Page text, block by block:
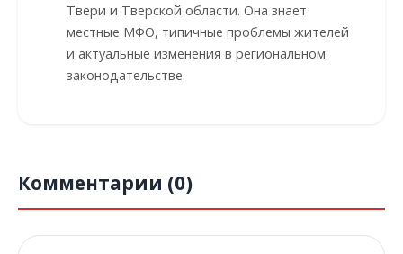
Твери и Тверской области. Она знает
местные МФО, типичные проблемы жителей
и актуальные изменения в региональном
законодательстве.
Комментарии (0)